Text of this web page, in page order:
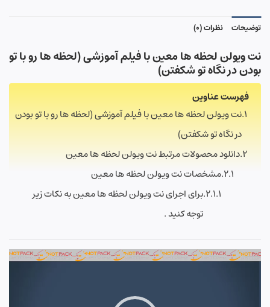
توضیحات نظرات (0)
نت ویولن لحظه ها معین با فیلم آموزشی (لحظه ها رو با تو
بودن در نگاه تو شکفتن)
فهرست عناوین
نت ویولن لحظه ها معین با فیلم آموزشی (لحظه ها رو با تو بودن
در نگاه تو شکفتن)
دانلود محصولات مرتبط نت ویولن لحظه ها معین
مشخصات نت ویولن لحظه ها معین
برای اجرای نت ویولن لحظه ها معین به نکات زیر
توجه کنید .
نمایشگر